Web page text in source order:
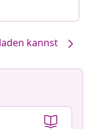
kannst